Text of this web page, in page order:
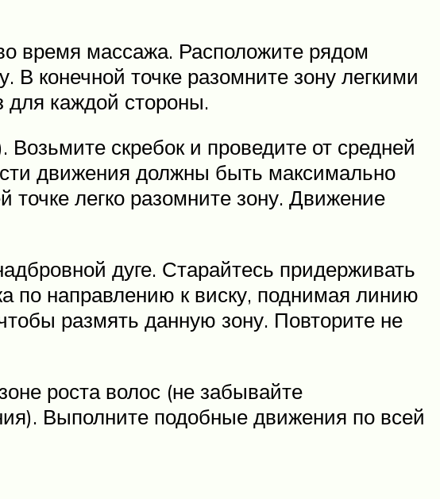
время массажа. Расположите рядом
В конечной точке разомните зону легкими
каждой стороны.
скребок и проведите от средней
движения должны быть максимально
легко разомните зону. Движение
дуге. Старайтесь придерживать
по направлению к виску, поднимая линию
размять данную зону. Повторите не
роста волос (не забывайте
Выполните подобные движения по всей